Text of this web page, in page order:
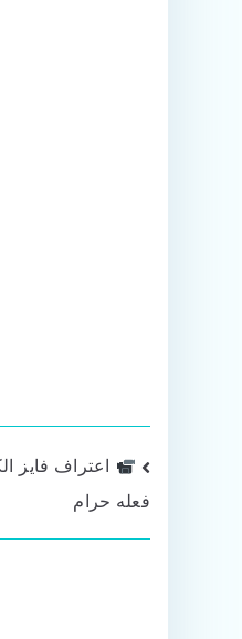
تصفّح
المقالات
اعتراف فايز
فعله حرام